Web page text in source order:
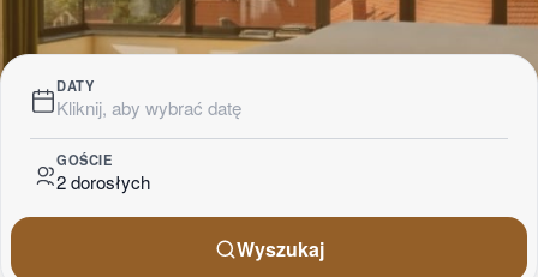
DATY
Kliknij, aby wybrać datę
GOŚCIE
2 dorosłych
Wyszukaj